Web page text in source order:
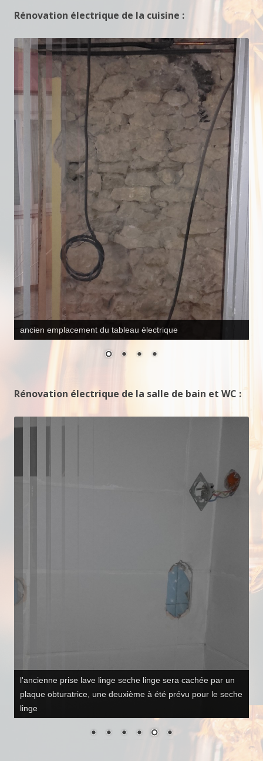
Rénovation électrique de la cuisine :
toute les saignées ont été faites
Rénovation électrique de la salle de bain et WC :
ancienne emplacement de la bouche de VMC on y voit les
trace du sinistre